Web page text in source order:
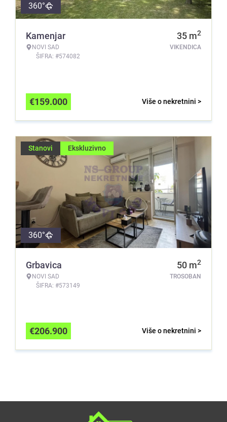
360°
Kamenjar
NOVI SAD
ŠIFRA: #574082
35 m2
VIKENDICA
Više o nekretnini >
€159.000
Stanovi Ekskluzivno
360°
Grbavica
NOVI SAD
ŠIFRA: #573149
50 m2
TROSOBAN
Više o nekretnini >
€206.900